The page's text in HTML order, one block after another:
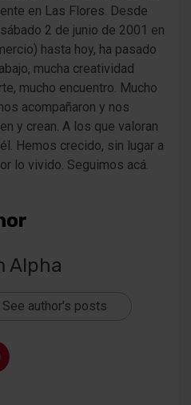
en Las Flores. Desde
2 de junio de 2001 en
hasta hoy, ha pasado
mucha creatividad
mucho encuentro. Mucho
acompañaron y nos
y crean. A los que valoran
Hemos crecido, sin lugar a
lo vivido. Seguimos acá.
Alpha
See author's posts